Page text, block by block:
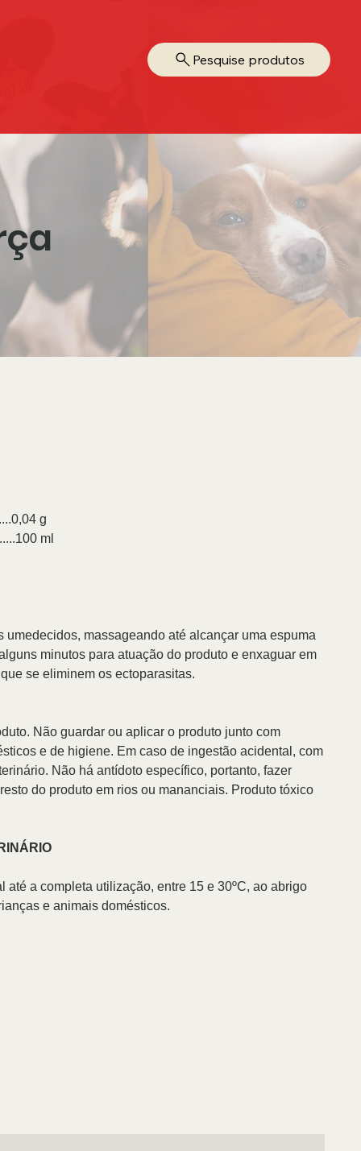
Pesquise produtos
g
ml
umedecidos, massageando até alcançar uma espuma
minutos para atuação do produto e enxaguar em
se eliminem os ectoparasitas.
Não guardar ou aplicar o produto junto com
e de higiene. Em caso de ingestão acidental, com
Não há antídoto específico, portanto, fazer
do produto em rios ou mananciais. Produto tóxico
a completa utilização, entre 15 e 30ºC, ao abrigo
e animais domésticos.